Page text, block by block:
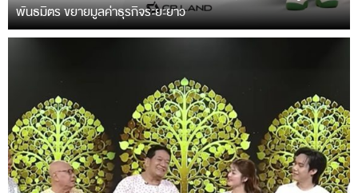
พันธมิตร ขยายมูลค่าธุรกิจระยะยาว